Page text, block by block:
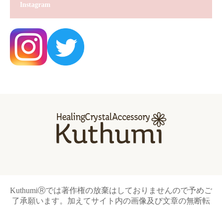
Instagram
KuthumiⓇでは著作権の放棄はしておりませんので予めご
了承願います。加えてサイト内の画像及び文章の無断転